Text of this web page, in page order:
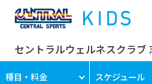
セントラルウェルネスクラブ
種目・料金 スケジュール